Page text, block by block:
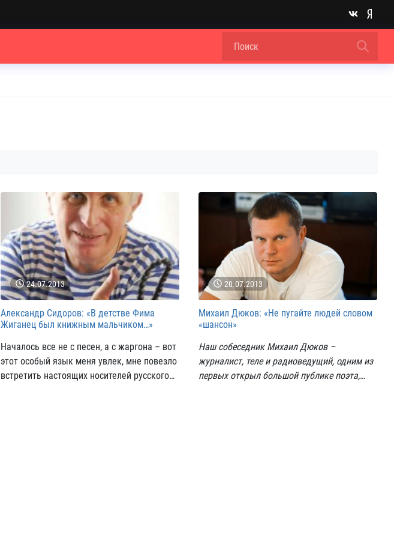
24.07.2013
Александр Сидоров: «В детстве Фима
Жиганец был книжным мальчиком…»
Началось все не с песен, а с жаргона – вот
этот особый язык меня увлек, мне повезло
встретить настоящих носителей русского
20.07.2013
Михаил Дюков: «Не пугайте людей словом
«шансон»
Наш собеседник Михаил Дюков –
журналист, теле и радиоведущий, одним из
первых открыл большой публике поэта,